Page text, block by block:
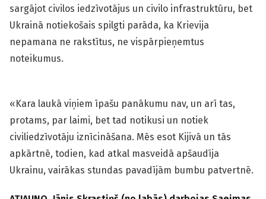
sargājot civilos iedzīvotājus un civilo infrastruktūru, bet
Ukrainā notiekošais spilgti parāda, ka Krievija
nepamana ne rakstītus, ne vispārpieņemtus
noteikumus.
«Kara laukā viņiem īpašu panākumu nav, un arī tas,
protams, par laimi, bet tad notikusi un notiek
civiliedzīvotāju iznīcināšana. Mēs esot Kijivā un tās
apkārtnē, todien, kad atkal masveidā apšaudīja
Ukrainu, vairākas stundas pavadījām bumbu patvertnē.